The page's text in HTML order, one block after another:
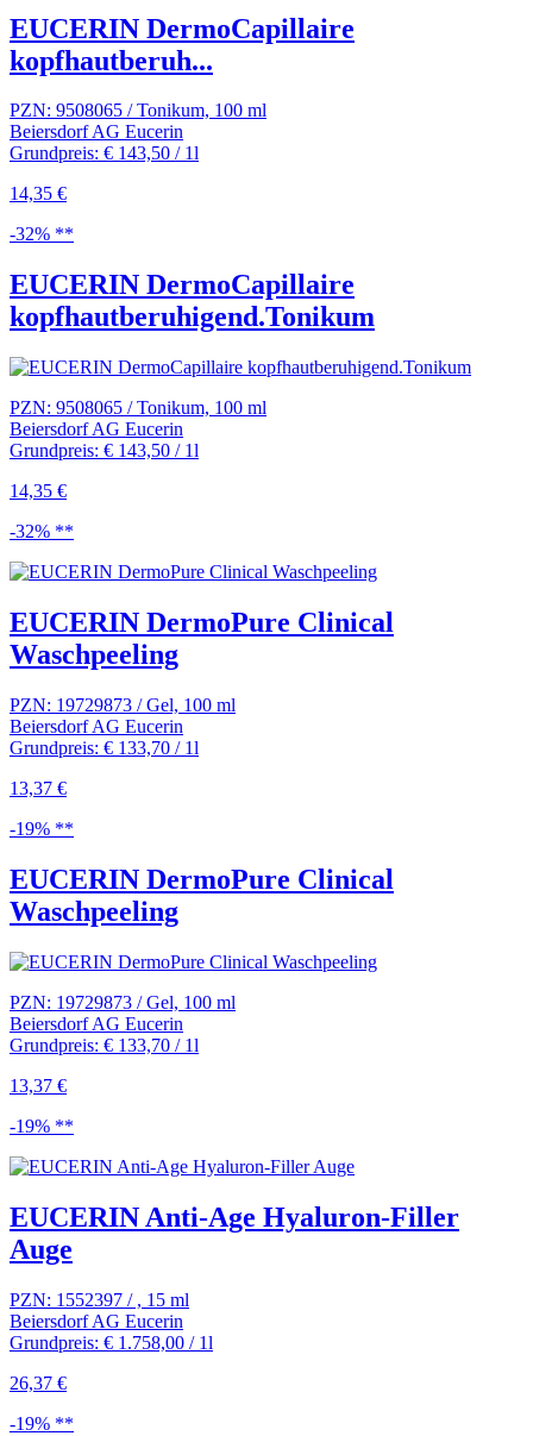
EUCERIN DermoCapillaire
kopfhautberuh...
PZN: 9508065 / Tonikum, 100 ml
Beiersdorf AG Eucerin
Grundpreis: € 143,50 / 1l
14,35 €
-32% **
EUCERIN DermoCapillaire
kopfhautberuhigend.Tonikum
PZN: 9508065 / Tonikum, 100 ml
Beiersdorf AG Eucerin
Grundpreis: € 143,50 / 1l
14,35 €
-32% **
EUCERIN DermoPure Clinical
Waschpeeling
PZN: 19729873 / Gel, 100 ml
Beiersdorf AG Eucerin
Grundpreis: € 133,70 / 1l
13,37 €
-19% **
EUCERIN DermoPure Clinical
Waschpeeling
PZN: 19729873 / Gel, 100 ml
Beiersdorf AG Eucerin
Grundpreis: € 133,70 / 1l
13,37 €
-19% **
EUCERIN Anti-Age Hyaluron-Filler
Auge
PZN: 1552397 / , 15 ml
Beiersdorf AG Eucerin
Grundpreis: € 1.758,00 / 1l
26,37 €
-19% **